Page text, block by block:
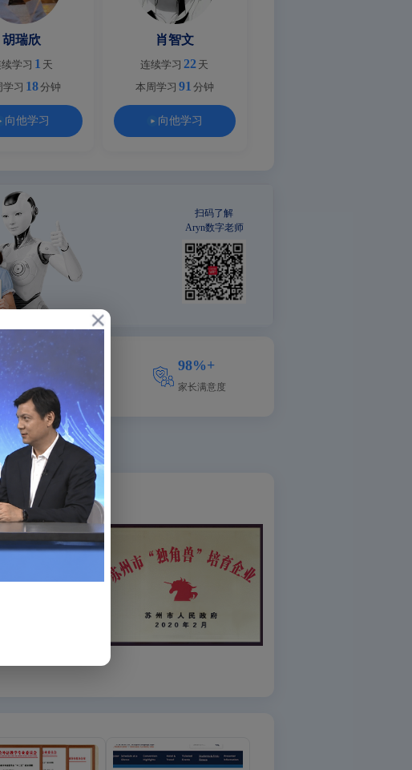
胡瑞欣
学习 1 天
学习 18分钟
向他学习
肖智文
连续学习 22 天
本周学习 91 分钟
向他学习
扫码了解
Aryn数字老师
AI Teacher
Aryn 智能老师
98%+
家长满意度